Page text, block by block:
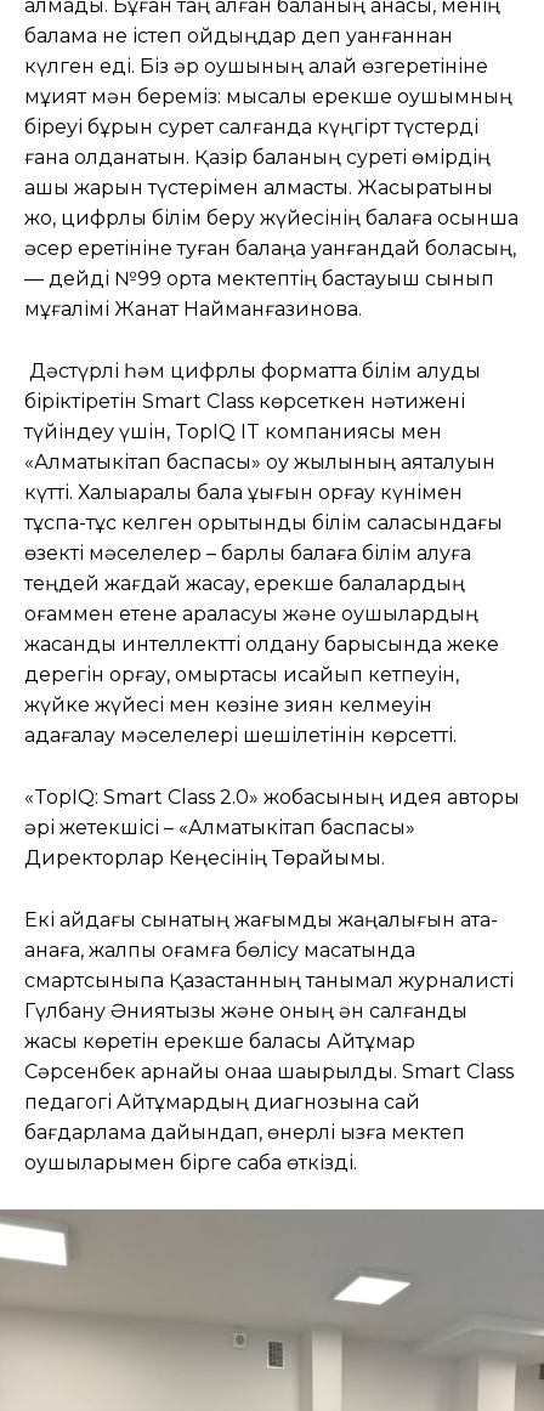
қалмады. Бұған таң қалған баланың анасы, менің
балама не істеп қойдыңдар деп қуанғаннан
күлген еді. Біз әр оқушының қалай өзгеретініне
мұқият мән береміз: мысалы ерекше оқушымның
біреуі бұрын сурет салғанда күңгірт түстерді
ғана қолданатын. Қазір баланың суреті өмірдің
ашық жарқын түстерімен алмасты. Жасыратыны
жоқ, цифрлық білім беру жүйесінің балаға осынша
әсер еретініне туған балаңа қуанғандай боласың,
— дейді №99 орта мектептің бастауыш сынып
мұғалімі Жанат Найманғазинова.
Дәстүрлі һәм цифрлық форматта білім алуды
біріктіретін Smart Class көрсеткен нәтижені
түйіндеу үшін, TopIQ IT компаниясы мен
«Алматыкітап баспасы» оқу жылының аяқталуын
күтті. Халықаралық бала құқығын қорғау күнімен
тұспа-тұс келген қорытынды білім саласындағы
өзекті мәселелер – барлық балаға білім алуға
теңдей жағдай жасау, ерекше балалардың
қоғаммен етене араласуы және оқушылардың
жасанды интеллектті қолдану барысында жеке
дерегін қорғау, омыртқасы қисайып кетпеуін,
жүйке жүйесі мен көзіне зиян келмеуін
қадағалау мәселелері шешілетінін көрсетті.
«TopIQ: Smart Class 2.0» жобасының идея авторы
әрі жетекшісі – «Алматыкітап баспасы»
Директорлар Кеңесінің Төрайымы.
Екі айдағы сынақтың жағымды жаңалығын ата-
анаға, жалпы қоғамға бөлісу мақсатында
смартсыныпқа Қазақстанның танымал журналисті
Гүлбану Әниятқызы және оның ән салғанды
жақсы көретін ерекше баласы Айтұмар
Сәрсенбек арнайы қонаққа шақырылды. Smart Class
педагогі Айтұмардың диагнозына сай
бағдарлама дайындап, өнерлі қызға мектеп
оқушыларымен бірге сабақ өткізді.